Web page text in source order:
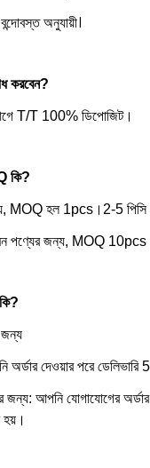
অনুযায়ী।
করবেন?
T/T 100% ডিপোজিট।
কি?
MOQ হল 1pcs।2-5 পিসি
পণ্যের জন্য, MOQ
অর্ডার দেওয়ার পরে ডেলিভারি 5
জন্য: আপনি যোগাযোগের
হয়।